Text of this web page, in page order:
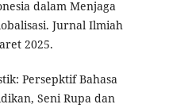
dalam Menjaga
Jurnal Ilmiah
2025.
Persepktif Bahasa
Seni Rupa dan